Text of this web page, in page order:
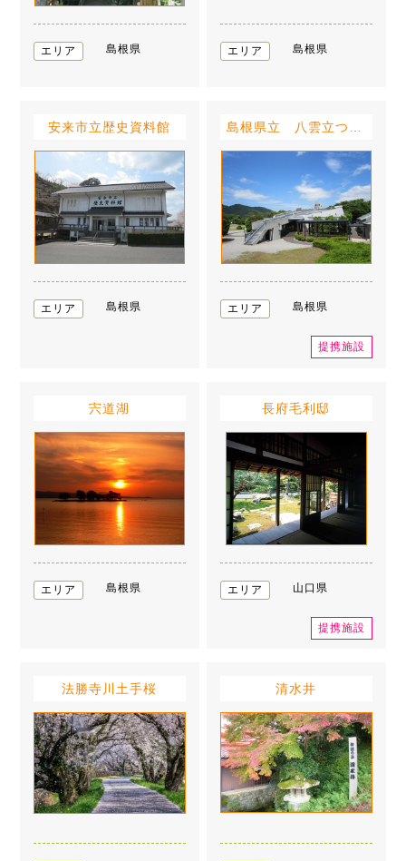
エリア 島根県 エリア 島根県
安来市立歴史資料館
エリア 島根県 エリア 島根県
提携施設
宍道湖
エリア 島根県
長府毛利邸
エリア 山口県
提携施設
法勝寺川土手桜 清水井